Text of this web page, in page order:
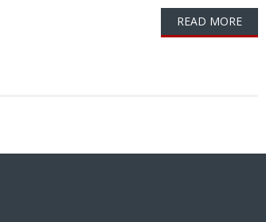
READ MORE